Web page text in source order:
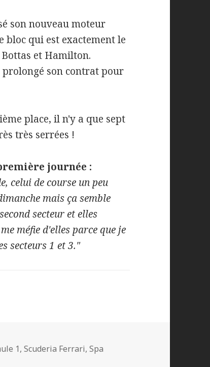
son nouveau moteur
bloc qui est exactement le
et Hamilton.
son contrat pour
place, il n'y a que sept
très serrées !
journée :
celui de course un peu
mais ça semble
secteur et elles
méfie d'elles parce que je
secteurs 1 et 3."
1,Scuderia Ferrari,Spa